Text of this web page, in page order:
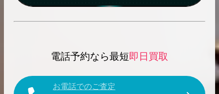
電話予約なら最短即日買取
お電話でのご査定